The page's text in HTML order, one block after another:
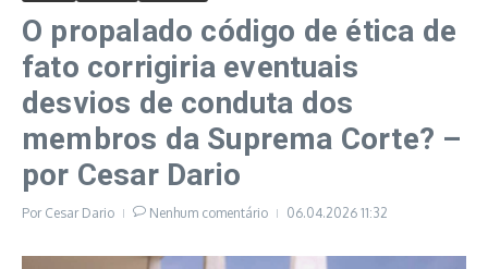
O propalado código de ética de
fato corrigiria eventuais
desvios de conduta dos
membros da Suprema Corte? –
por Cesar Dario
Por Cesar Dario Nenhum comentário 06.04.2026 11:32